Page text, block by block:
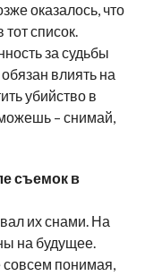
оказалось, что
список.
за судьбы
влиять на
убийство в
– снимай,
съемок в
их снами. На
на будущее.
совсем понимая,